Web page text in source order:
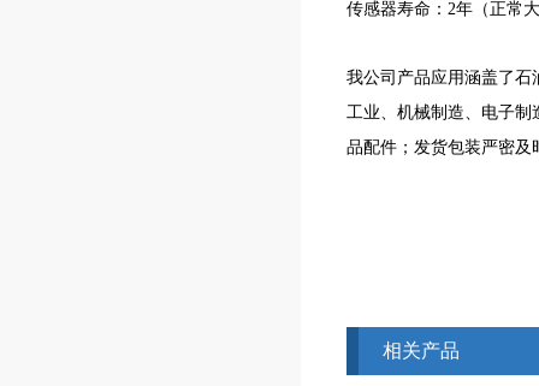
传感器寿命：2年（正常
我公司产品应用涵盖了石
工业、机械制造、电子制
品配件；发货包装严密
相关产品